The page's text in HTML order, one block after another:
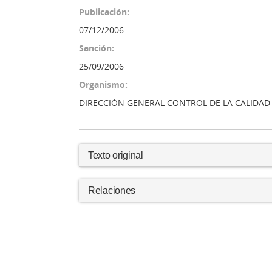
Publicación:
07/12/2006
Sanción:
25/09/2006
Organismo:
DIRECCIÓN GENERAL CONTROL DE LA
Texto original
Relaciones